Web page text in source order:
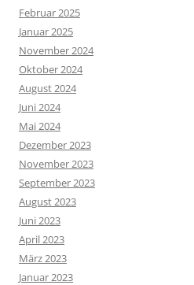
Februar 2025
Januar 2025
November 2024
Oktober 2024
August 2024
Juni 2024
Mai 2024
Dezember 2023
November 2023
September 2023
August 2023
Juni 2023
April 2023
März 2023
Januar 2023